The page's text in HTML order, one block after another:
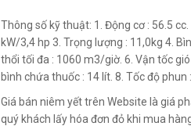
Thông số kỹ thuật: 1. Động cơ : 56.5
kW/3,4 hp 3. Trọng lượng : 11,0kg 4.
thổi tối đa : 1060 m3/giờ. 6. Vận tốc
bình chứa thuốc : 14 lít. 8. Tốc độ phun :
Giá bán niêm yết trên Website là giá
quý khách lấy hóa đơn đỏ khi mua